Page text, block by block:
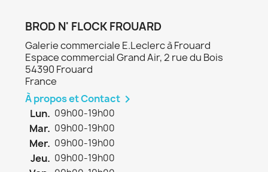
BROD N' FLOCK FROUARD
Galerie commerciale E.Leclerc à Frouard
Espace commercial Grand Air, 2 rue du Bois
54390 Frouard
France
À propos et Contact 
Lun. 09h00-19h00
Mar. 09h00-19h00
Mer. 09h00-19h00
Jeu. 09h00-19h00